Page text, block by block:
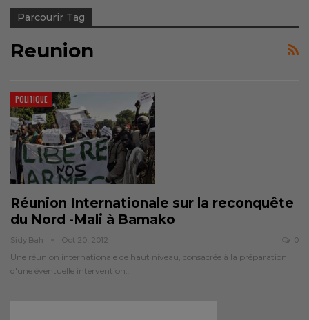
Parcourir Tag
Reunion
POLITIQUE
Réunion Internationale sur la reconquête
du Nord -Mali à Bamako
Sidy.bah Oct 20, 2012 0
Une réunion internationale de haut niveau, consacrée à la préparation
d'une éventuelle intervention…